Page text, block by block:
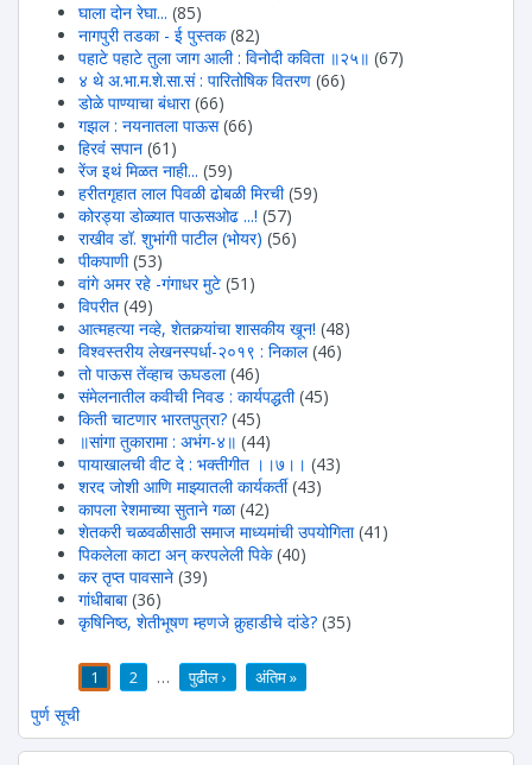
घाला दोन रेघा... (85)
नागपुरी तडका - ई पुस्तक (82)
पहाटे पहाटे तुला जाग आली : विनोदी कविता ॥२५॥ (67)
४ थे अ.भा.म.शे.सा.सं : पारितोषिक वितरण (66)
डोळे पाण्याचा बंधारा (66)
गझल : नयनातला पाऊस (66)
हिरवंं सपान (61)
रेंज इथं मिळत नाही... (59)
हरीतगृहात लाल पिवळी ढोबळी मिरची (59)
कोरड्या डोळ्यात पाऊसओढ ...! (57)
राखीव डॉ. शुभांगी पाटील (भोयर) (56)
पीकपाणी (53)
वांगे अमर रहे -गंगाधर मुटे (51)
विपरीत (49)
आत्महत्या नव्हे, शेतकर्‍यांचा शासकीय खून! (48)
विश्वस्तरीय लेखनस्पर्धा-२०१९ : निकाल (46)
तो पाऊस तेंव्हाच ऊघडला (46)
संमेलनातील कवीची निवड : कार्यपद्धती (45)
किती चाटणार भारतपुत्रा? (45)
॥सांगा तुकारामा : अभंग-४॥ (44)
पायाखालची वीट दे : भक्तीगीत ।।७।। (43)
शरद जोशी आणि माझ्यातली कार्यकर्ती (43)
कापला रेशमाच्या सुताने गळा (42)
शेतकरी चळवळीसाठी समाज माध्यमांची उपयोगिता (41)
पिकलेला काटा अन् करपलेली पिके (40)
कर तृप्त पावसाने (39)
गांधीबाबा (36)
कृषिनिष्ठ, शेतीभूषण म्हणजे कुर्‍हाडीचे दांडे? (35)
1 2 … पुढील › अंतिम »
पुर्ण सूची